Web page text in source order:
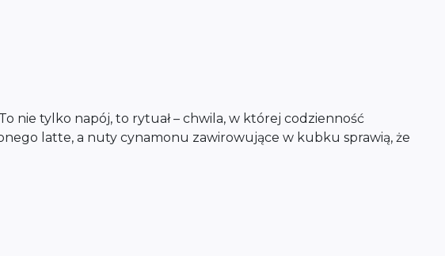
nie tylko napój, to rytuał – chwila, w której codzienność
latte, a nuty cynamonu zawirowujące w kubku sprawią, że